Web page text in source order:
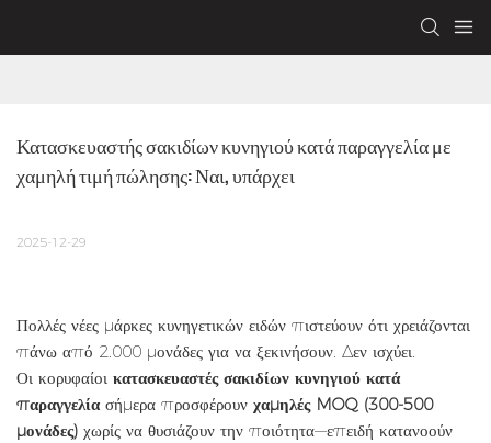
Κατασκευαστής σακιδίων κυνηγιού κατά παραγγελία με
χαμηλή τιμή πώλησης: Ναι, υπάρχει
2025-12-29
Πολλές νέες μάρκες κυνηγετικών ειδών πιστεύουν ότι χρειάζονται
πάνω από 2.000 μονάδες για να ξεκινήσουν. Δεν ισχύει.
Οι κορυφαίοι κατασκευαστές σακιδίων κυνηγιού κατά
παραγγελίασήμερα προσφέρουν χαμηλές MOQ (300-500
μονάδες) χωρίς να θυσιάζουν την ποιότητα—επειδή κατανοούν